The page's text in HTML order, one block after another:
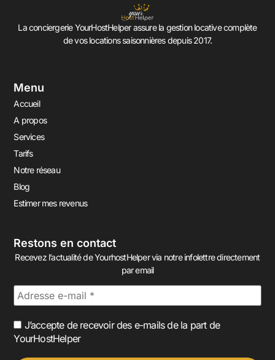
La conciergerie YourHostHelper assure la gestion locative complète
de vos locations saisonnières depuis 2017.
Menu
Accueil
A propos
Services
Tarifs
Notre réseau
Blog
Estimer mes revenus
Restons en contact
Recevez l’actualité de YourhostHelper via notre infolettre directement
par email
J’accepte de recevoir des e-mails de la part de
YourHostHelper